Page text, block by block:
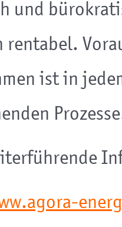
und
rentabel.
ist in